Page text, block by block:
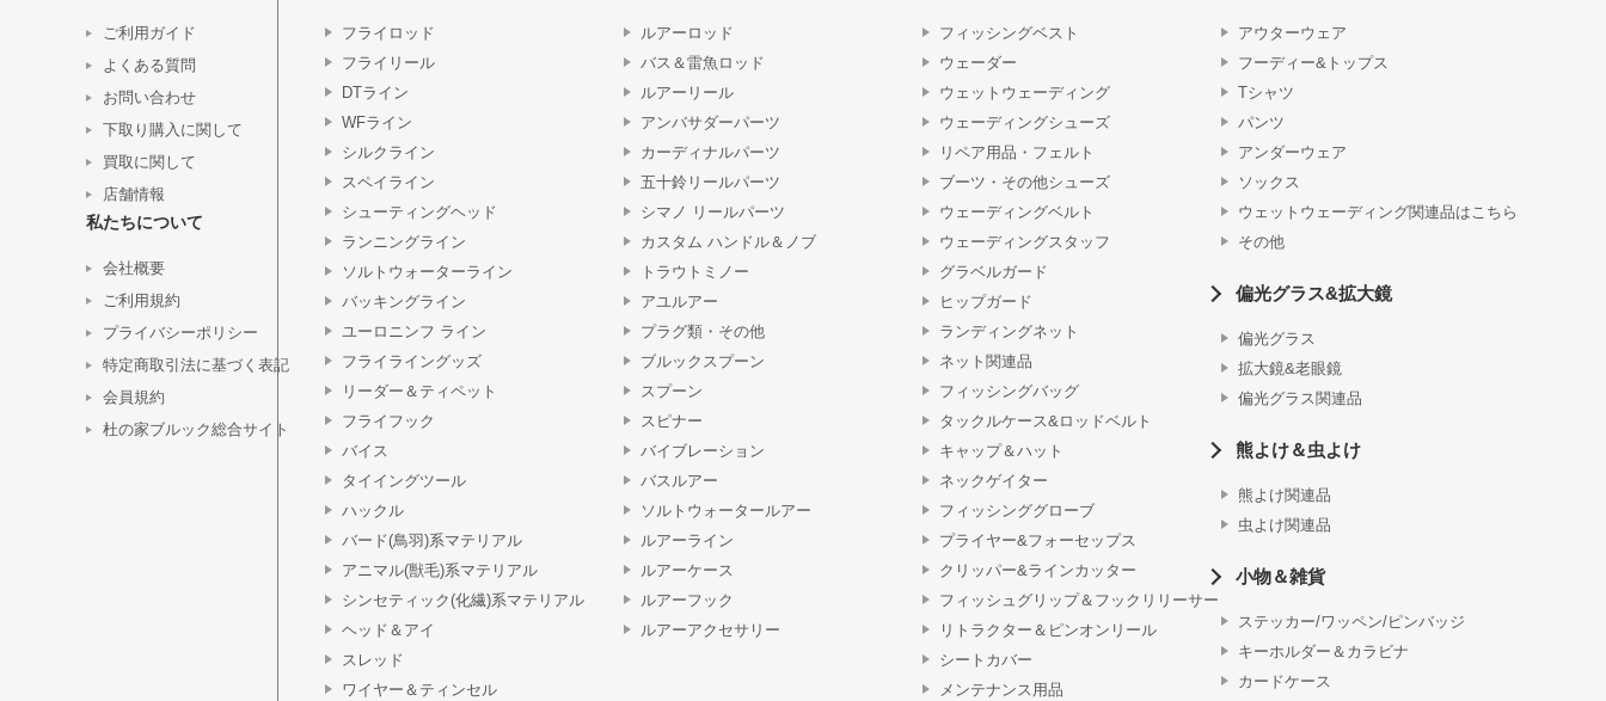
ご利用ガイド
よくある質問
お問い合わせ
下取り購入に関して
買取に関して
店舗情報
私たちについて
会社概要
ご利用規約
プライバシーポリシー
特定商取引法に基づく表記
会員規約
杜の家ブルック総合サイト
フライロッド
フライリール
DTライン
WFライン
シルクライン
スペイライン
シューティングヘッド
ランニングライン
ソルトウォーターライン
バッキングライン
ユーロニンフ ライン
フライライングッズ
リーダー＆ティペット
フライフック
バイス
タイイングツール
ハックル
バード(鳥羽)系マテリアル
アニマル(獣毛)系マテリアル
シンセティック(化繊)系マテリアル
ヘッド＆アイ
スレッド
ワイヤー＆ティンセル
ルアーロッド
バス＆雷魚ロッド
ルアーリール
アンバサダーパーツ
カーディナルパーツ
五十鈴リールパーツ
シマノ リールパーツ
カスタム ハンドル＆ノブ
トラウトミノー
アユルアー
プラグ類・その他
ブルックスプーン
スプーン
スピナー
バイブレーション
バスルアー
ソルトウォータールアー
ルアーライン
ルアーケース
ルアーフック
ルアーアクセサリー
フィッシングベスト
ウェーダー
ウェットウェーディング
ウェーディングシューズ
リペア用品・フェルト
ブーツ・その他シューズ
ウェーディングベルト
ウェーディングスタッフ
グラベルガード
ヒップガード
ランディングネット
ネット関連品
フィッシングバッグ
タックルケース&ロッドベルト
キャップ＆ハット
ネックゲイター
フィッシンググローブ
プライヤー&フォーセップス
クリッパー&ラインカッター
フィッシュグリップ＆フックリリーサー
リトラクター＆ピンオンリール
シートカバー
メンテナンス用品
アウターウェア
フーディー&トップス
Tシャツ
パンツ
アンダーウェア
ソックス
ウェットウェーディング関連品はこちら
その他
偏光グラス&拡大鏡
偏光グラス
拡大鏡&老眼鏡
偏光グラス関連品
熊よけ＆虫よけ
熊よけ関連品
虫よけ関連品
小物＆雑貨
ステッカー/ワッペン/ピンバッジ
キーホルダー＆カラビナ
カードケース